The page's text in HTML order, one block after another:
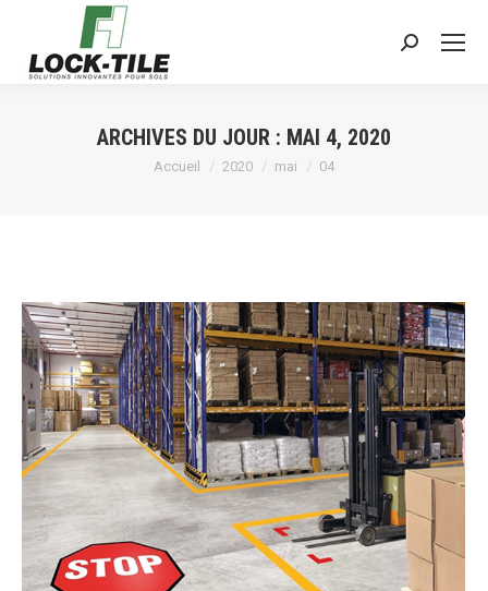
Search:
ARCHIVES DU JOUR : MAI 4, 2020
Vous êtes ici :
Accueil 2020 mai 04